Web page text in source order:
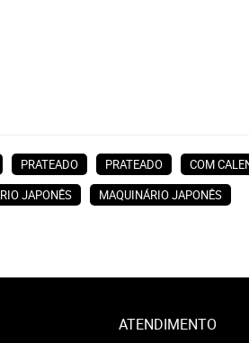
PRATEADO PRATEADO COM
JAPONÊS MAQUINÁRIO JAPONÊS
ATENDIMENTO